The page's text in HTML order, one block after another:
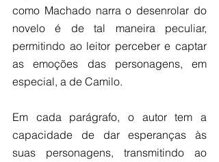
como Machado narra o desenrolar do
novelo é de tal maneira peculiar,
permitindo ao leitor perceber e captar
as emoções das personagens, em
especial, a de Camilo.
Em cada parágrafo, o autor tem a
capacidade de dar esperanças às
suas personagens, transmitindo ao